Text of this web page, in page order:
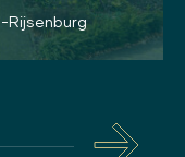
Rijsenburg